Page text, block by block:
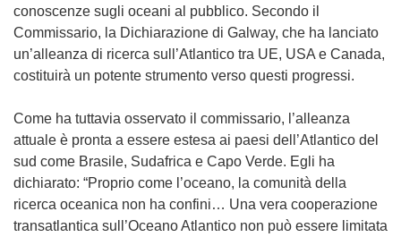
f
i
n
e
t
r
a
)
n
u
n
a
u
o
v
a
f
i
conoscenze sugli oceani al pubblico. Secondo il
Commissario, la Dichiarazione di Galway, che ha lanciato
un’alleanza di ricerca sull’Atlantico tra UE, USA e Canada,
costituirà un potente strumento verso questi progressi.
Come ha tuttavia osservato il commissario, l’alleanza
attuale è pronta a essere estesa ai paesi dell’Atlantico del
sud come Brasile, Sudafrica e Capo Verde. Egli ha
dichiarato: “Proprio come l’oceano, la comunità della
ricerca oceanica non ha confini… Una vera cooperazione
transatlantica sull’Oceano Atlantico non può essere limitata